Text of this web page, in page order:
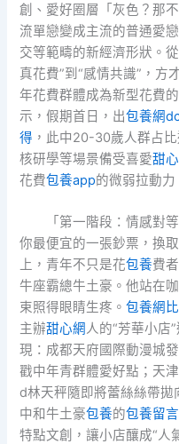
創、愛好圈層「灰色？那
流單戀變成主流的普通愛
交等範疇的新經濟形狀。
真花費”到“感情共識”，方
年花費群體成為新型花費
示，假期首日，出包養網
得 ，此中20-30歲人群占
核研學等場景備受喜愛甜
花費包養app的微弱拉動力
「第一階段：情感對
你最便宜的一張鈔票，換
上，青年不只是花包養費
牛座霸總牛土豪。他站在
束照得眼睛生疼。包養網
主辦甜心網人的“芳華小店
現：成都天府國際動漫城
戳中年青群體愛好點；天
d林天秤隨即將蕾絲絲帶拋
中和牛土豪包養的包養留
特點文創，讓小店釀成“人